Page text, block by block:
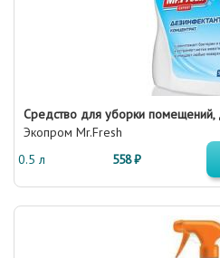
Средство для уборки помещений,
Экопром Mr.Fresh
0.5 л
558 ₽